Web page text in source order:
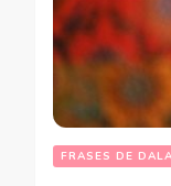
FRASES DE